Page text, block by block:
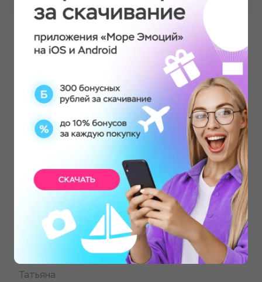
Прогулка на яхте для компании
Отлично провёл время с семьей! все были в
восторге от прогулки.
Марк Мухарамов
Прогулка на яхте для компании
Прогулка оставила только позитивные
впечатления, все просто сказочно,
понравилось как взрослым, так и детям. Мы в
восторге!
Татьяна